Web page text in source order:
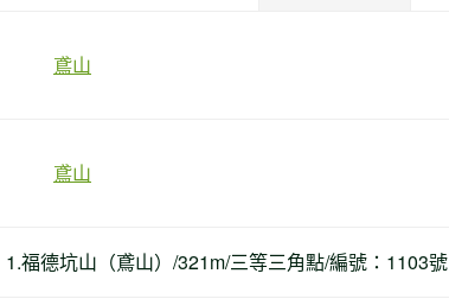
鳶山
鳶山
1.福德坑山（鳶山）/321m/三等三角點/編號：1103號